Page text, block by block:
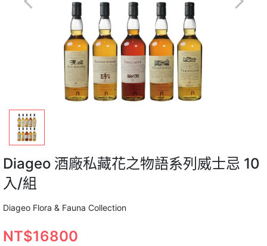
Diageo 酒廠私藏花之物語系列威士忌 10
入/組
Diageo Flora & Fauna Collection
NT$16800